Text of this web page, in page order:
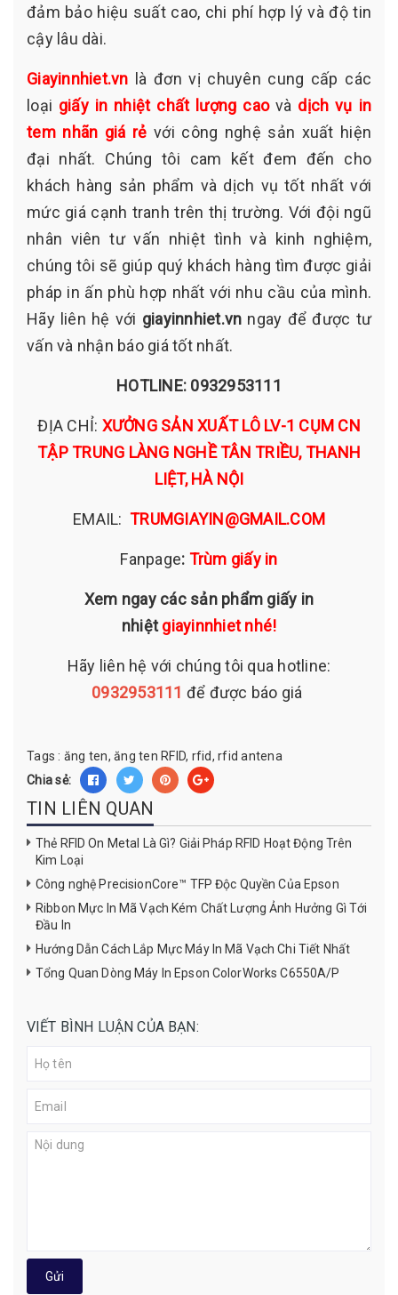
đảm bảo hiệu suất cao, chi phí hợp lý và độ tin
cậy lâu dài.
Giayinnhiet.vn là đơn vị chuyên cung cấp các
loại giấy in nhiệt chất lượng caovà dịch vụ in
tem nhãn giá rẻ với công nghệ sản xuất hiện
đại nhất. Chúng tôi cam kết đem đến cho
khách hàng sản phẩm và dịch vụ tốt nhất với
mức giá cạnh tranh trên thị trường. Với đội ngũ
nhân viên tư vấn nhiệt tình và kinh nghiệm,
chúng tôi sẽ giúp quý khách hàng tìm được giải
pháp in ấn phù hợp nhất với nhu cầu của mình.
Hãy liên hệ với giayinnhiet.vn ngay để được tư
vấn và nhận báo giá tốt nhất.
HOTLINE: 0932953111
ĐỊA CHỈ: XƯỞNG SẢN XUẤT LÔ LV-1 CỤM CN
TẬP TRUNG LÀNG NGHỀ TÂN TRIỀU, THANH
LIỆT, HÀ NỘI
EMAIL: TRUMGIAYIN@GMAIL.COM
Fanpage: Trùm giấy in
Xem ngay các sản phẩm giấy in
nhiệtgiayinnhiet nhé!
Hãy liên hệ với chúng tôi qua hotline:
0932953111 để được báo giá
Tags : ăng ten, ăng ten RFID, rfid, rfid antena
Chia sẻ:
TIN LIÊN QUAN
Thẻ RFID On Metal Là Gì? Giải Pháp RFID Hoạt Động Trên
Kim Loại
Công nghệ PrecisionCore™ TFP Độc Quyền Của Epson
Ribbon Mực In Mã Vạch Kém Chất Lượng Ảnh Hưởng Gì Tới
Đầu In
Hướng Dẫn Cách Lắp Mực Máy In Mã Vạch Chi Tiết Nhất
Tổng Quan Dòng Máy In Epson ColorWorks C6550A/P
VIẾT BÌNH LUẬN CỦA BẠN:
Gửi